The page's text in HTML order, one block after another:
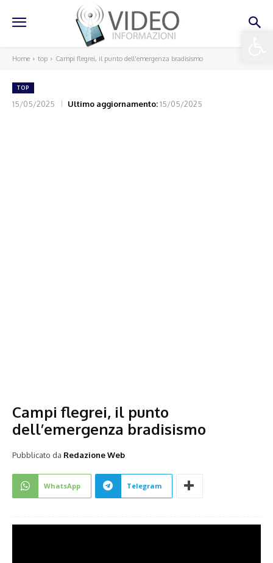
Home top Campi flegrei, il punto dell'emergenza bradisismo
TOP
15/05/2025 Ultimo aggiornamento:15/05/2025
Campi flegrei, il punto
dell’emergenza bradisismo
Pubblicato da Redazione Web
WhatsApp Telegram